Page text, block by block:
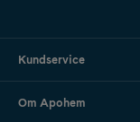
Kundservice
Om Apohem